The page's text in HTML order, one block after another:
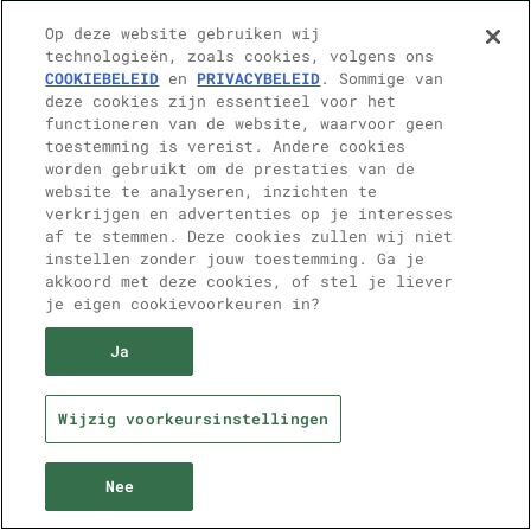
Voorwaardenen bevestig je dat je ons
gelezen.
Op deze website gebruiken wij
technologieën, zoals cookies, volgens ons
COOKIEBELEID en PRIVACYBELEID. Sommige van
deze cookies zijn essentieel voor het
functioneren van de website, waarvoor geen
toestemming is vereist. Andere cookies
worden gebruikt om de prestaties van de
website te analyseren, inzichten te
verkrijgen en advertenties op je interesses
af te stemmen. Deze cookies zullen wij niet
instellen zonder jouw toestemming. Ga je
akkoord met deze cookies, of stel je liever
je eigen cookievoorkeuren in?
Ja
Wijzig voorkeursinstellingen
Nee